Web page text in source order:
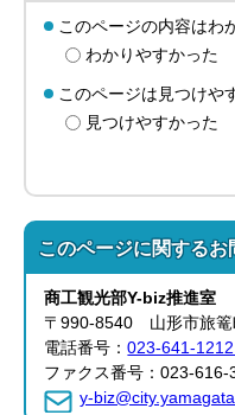
このページの内容はわ
わかりやすかった
このページは見つけや
見つけやすかった
このページに関するお
商工観光部Y-biz推進室
〒990-8540 山形市旅篭
電話番号：023-641-1212
ファクス番号：023-616-
y-